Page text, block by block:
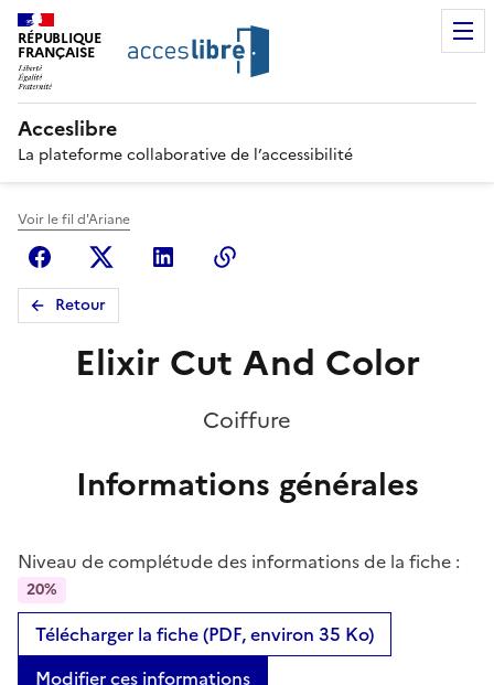
RÉPUBLIQUE
FRANÇAISE
Acceslibre
La plateforme collaborative de l’accessibilité
Voir le fil d'Ariane
FacebookX (anciennement Twitter)
Linkedin
Retour
Elixir Cut And Color
Coiffure
Informations générales
Niveau de complétude des informations de la fiche :
20%
Télécharger la fiche (PDF, environ 35 Ko)
Modifier ces informations